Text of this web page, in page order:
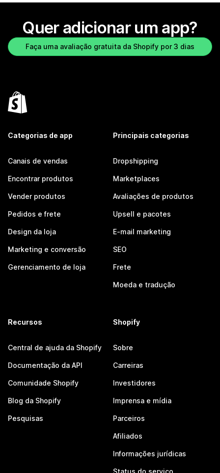
Quer adicionar um app?
Faça uma avaliação gratuita da Shopify por 3 dias
Categorias de app
Canais de vendas
Encontrar produtos
Vender produtos
Pedidos e frete
Design da loja
Marketing e conversão
Gerenciamento de loja
Principais categorias
Dropshipping
Marketplaces
Avaliações de produtos
Upsell e pacotes
E-mail marketing
SEO
Frete
Moeda e tradução
Recursos
Central de ajuda da Shopify
Documentação da API
Comunidade Shopify
Blog da Shopify
Pesquisas
Shopify
Sobre
Carreiras
Investidores
Imprensa e mídia
Parceiros
Afiliados
Informações jurídicas